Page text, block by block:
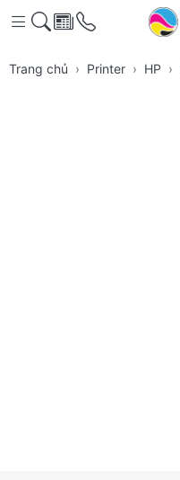
Trang chủ Printer HP